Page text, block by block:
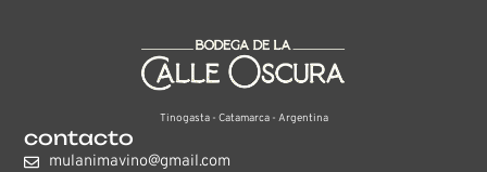
Tinogasta - Catamarca - Argentina
contacto
mulanimavino@gmail.com